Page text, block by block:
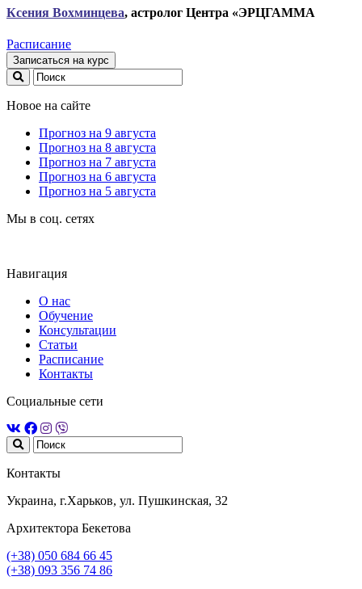
Ксения Вохминцева, астролог Центра «ЭРЦГАММА
Расписание
Записаться на курс
Новое на сайте
Прогноз на 9 августа
Прогноз на 8 августа
Прогноз на 7 августа
Прогноз на 6 августа
Прогноз на 5 августа
Мы в соц. сетях
Навигация
О нас
Обучение
Консультации
Статьи
Расписание
Контакты
Социальные сети
Контакты
Украина, г.Харьков, ул. Пушкинская, 32
Архитектора Бекетова
(+38) 050 684 66 45
(+38) 093 356 74 86